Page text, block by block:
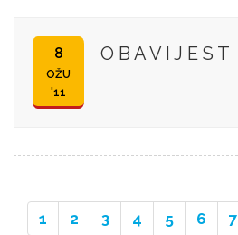
8
OŽU
'11
O B A V I J E S T
1 2 3 4 5 6 7